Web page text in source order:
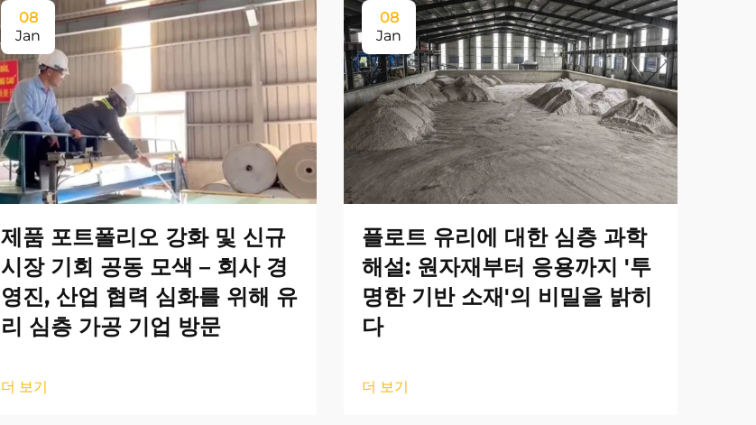
08
Jan
제품 포트폴리오 강화 및 신규
시장 기회 공동 모색 – 회사 경
영진, 산업 협력 심화를 위해 유
리 심층 가공 기업 방문
더 보기
08
Jan
플로트 유리에 대한 심층 과학
해설: 원자재부터 응용까지 '투
명한 기반 소재'의 비밀을 밝히
다
더 보기